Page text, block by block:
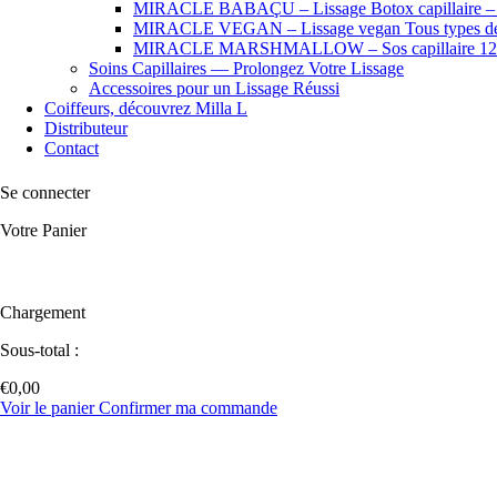
MIRACLE BABAÇU – Lissage Botox capillaire –
MIRACLE VEGAN – Lissage vegan Tous types
MIRACLE MARSHMALLOW – Sos capillaire
Soins Capillaires — Prolongez Votre Lissage
Accessoires pour un Lissage Réussi
Coiffeurs, découvrez Milla L
Distributeur
Contact
Se connecter
Votre Panier
Chargement
Sous-total :
€0,00
Voir le panierConfirmer ma commande